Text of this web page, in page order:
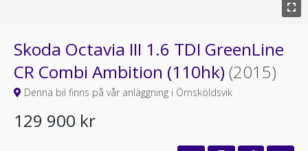
Skoda Octavia III 1.6 TDI GreenLine
CR Combi Ambition (110hk) (2015)
Denna bil finns på vår anläggning i Örnsköldsvik
129 900 kr